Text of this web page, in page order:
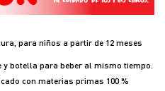
para niños a partir de 12 meses
y botella para beber al mismo tiempo.
con materias primas 100 %